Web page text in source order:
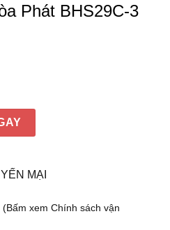
Phát BHS29C-3
3 số lượng
MẠI
xem Chính sách vận